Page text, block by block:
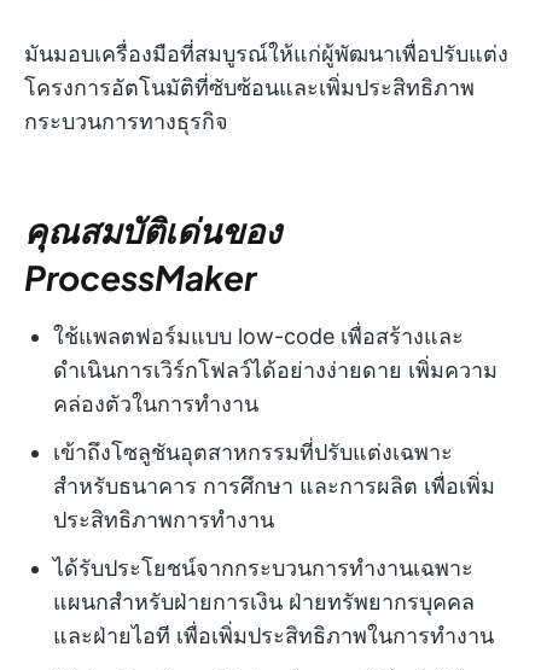
มันมอบเครื่องมือที่สมบูรณ์ให้แก่ผู้พัฒนาเพื่อปรับแต่ง
โครงการอัตโนมัติที่ซับซ้อนและเพิ่มประสิทธิภาพ
กระบวนการทางธุรกิจ
คุณสมบัติเด่นของ
ProcessMaker
ใช้แพลตฟอร์มแบบ low-code เพื่อสร้างและ
ดำเนินการเวิร์กโฟลว์ได้อย่างง่ายดาย เพิ่มความ
คล่องตัวในการทำงาน
เข้าถึงโซลูชันอุตสาหกรรมที่ปรับแต่งเฉพาะ
สำหรับธนาคาร การศึกษา และการผลิต เพื่อเพิ่ม
ประสิทธิภาพการทำงาน
ได้รับประโยชน์จากกระบวนการทำงานเฉพาะ
แผนกสำหรับฝ่ายการเงิน ฝ่ายทรัพยากรบุคคล
และฝ่ายไอที เพื่อเพิ่มประสิทธิภาพในการทำงาน